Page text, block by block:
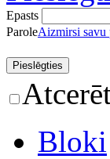
Epasts
ParoleAizmirsi savu
Bloki